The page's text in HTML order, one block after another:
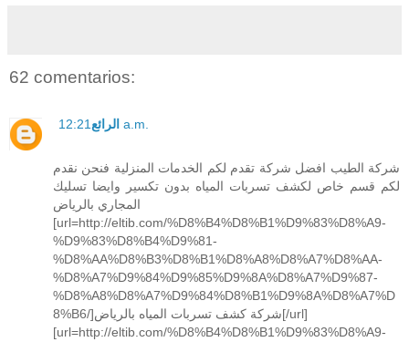
62 comentarios:
الرائع 12:21 a.m.
شركة الطيب افضل شركة تقدم لكم الخدمات المنزلية فنحن نقدم
لكم قسم خاص لكشف تسربات المياه بدون تكسير وايضا تسليك
المجاري بالرياض
[url=http://eltib.com/%D8%B4%D8%B1%D9%83%D8%A9-
%D9%83%D8%B4%D9%81-
%D8%AA%D8%B3%D8%B1%D8%A8%D8%A7%D8%AA-
%D8%A7%D9%84%D9%85%D9%8A%D8%A7%D9%87-
%D8%A8%D8%A7%D9%84%D8%B1%D9%8A%D8%A7%D
8%B6/]شركة كشف تسربات المياه بالرياض[/url]
[url=http://eltib.com/%D8%B4%D8%B1%D9%83%D8%A9-